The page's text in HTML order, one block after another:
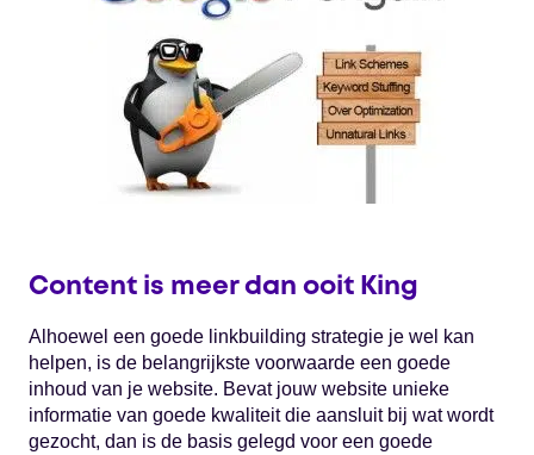
Content is meer dan ooit King
Alhoewel een goede linkbuilding strategie je wel kan
helpen, is de belangrijkste voorwaarde een goede
inhoud van je website. Bevat jouw website unieke
informatie van goede kwaliteit die aansluit bij wat wordt
gezocht, dan is de basis gelegd voor een goede